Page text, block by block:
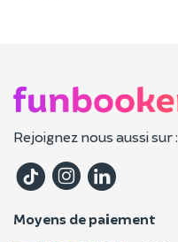
Rejoignez nous aussi sur :
Moyens de paiement